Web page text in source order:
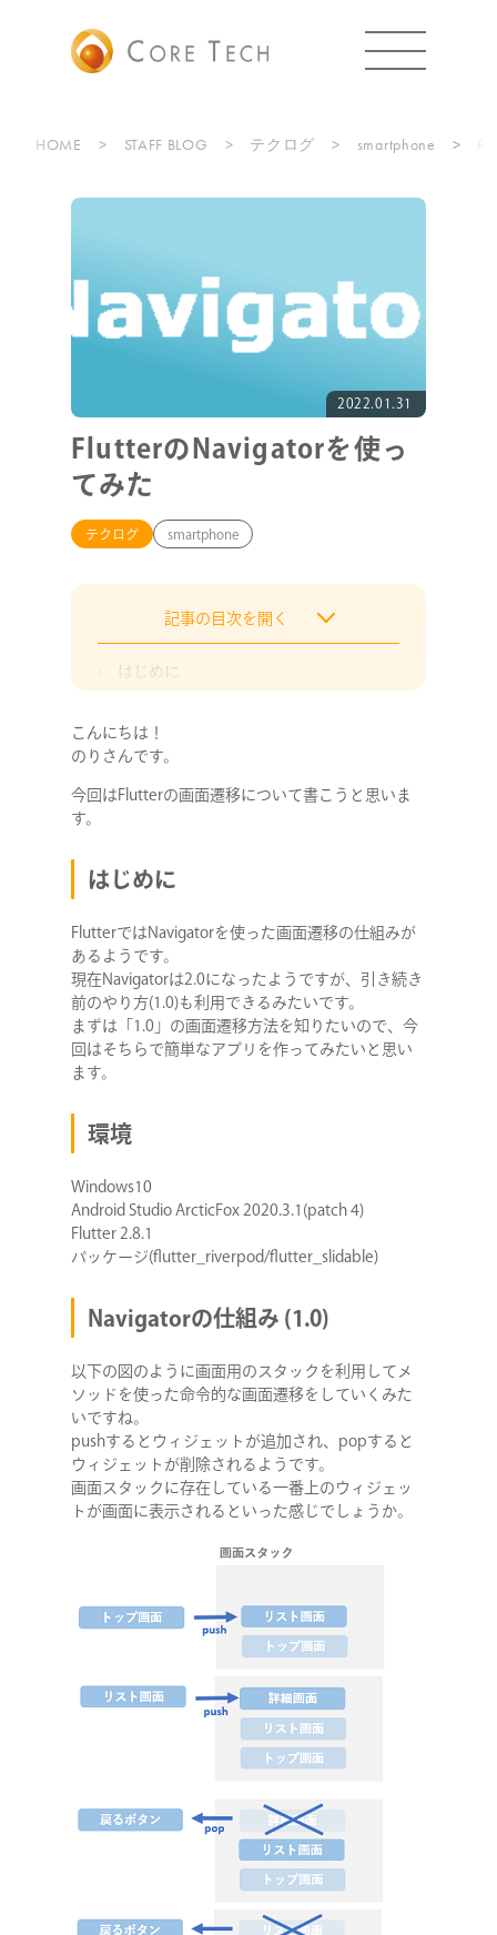
HOME STAFF BLOG テクログ smartphone
2022.01.31
FlutterのNavigatorを使っ
てみた
テクログ smartphone
記事の目次を開く
はじめに
Navigatorの仕組み (1.0)
完成アプリ
main.dart
provider.dart
my_list_item.dart
top.dart
おわりに
こんにちは！
のりさんです。
今回はFlutterの画面遷移について書こうと思いま
す。
はじめに
FlutterではNavigatorを使った画面遷移の仕組みが
あるようです。
現在Navigatorは2.0になったようですが、引き続き
前のやり方(1.0)も利用できるみたいです。
まずは「1.0」の画面遷移方法を知りたいので、今
回はそちらで簡単なアプリを作ってみたいと思い
ます。
環境
Windows10
Android Studio ArcticFox 2020.3.1(patch 4)
Flutter 2.8.1
パッケージ(flutter_riverpod/flutter_slidable)
Navigatorの仕組み (1.0)
以下の図のように画面用のスタックを利用してメ
ソッドを使った命令的な画面遷移をしていくみた
いですね。
pushするとウィジェットが追加され、popすると
ウィジェットが削除されるようです。
画面スタックに存在している一番上のウィジェッ
トが画面に表示されるといった感じでしょうか。